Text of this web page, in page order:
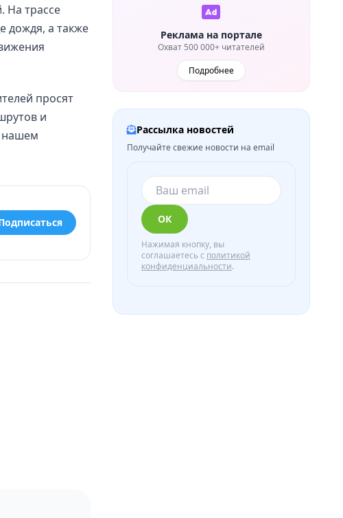
На трассе
дождя, а также
просят
и
нашем
Реклама на портале
Охват 500 000+ читателей
Подробнее
Рассылка новостей
Получайте свежие новости на email
ОК
Нажимая кнопку, вы
соглашаетесь с политикой
конфиденциальности.